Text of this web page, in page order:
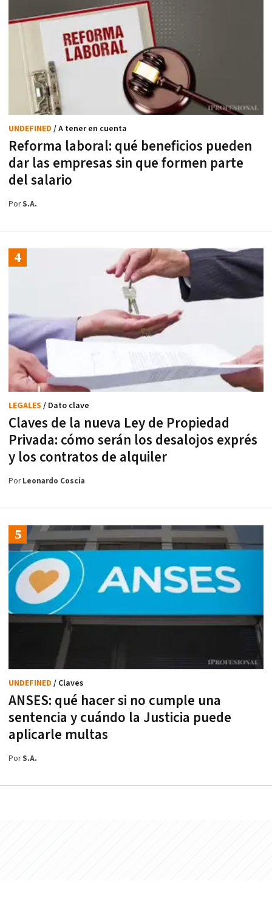
Reforma laboral: qué beneficios pueden
dar las empresas sin que formen parte
del salario
UNDEFINED / A tener en cuenta
PorS.A.
Claves de la nueva Ley de Propiedad
Privada: cómo serán los desalojos exprés
y los contratos de alquiler
LEGALES / Dato clave
PorLeonardo Coscia
ANSES: qué hacer si no cumple una
sentencia y cuándo la Justicia puede
aplicarle multas
UNDEFINED / Claves
PorS.A.